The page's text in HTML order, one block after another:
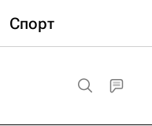
Спорт